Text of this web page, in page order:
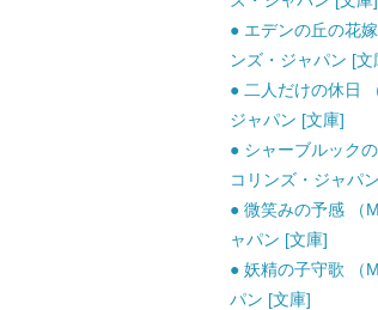
● エデンの丘の花
ンズ・ジャパン [文
● 二人だけの休日
ジャパン [文庫]
● シャーブルック
コリンズ・ジャパ
● 微笑みの予感 （
ャパン [文庫]
● 妖精の子守歌 （
パン [文庫]